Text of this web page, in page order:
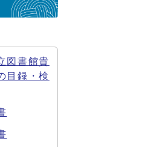
図書館貴
目録・検